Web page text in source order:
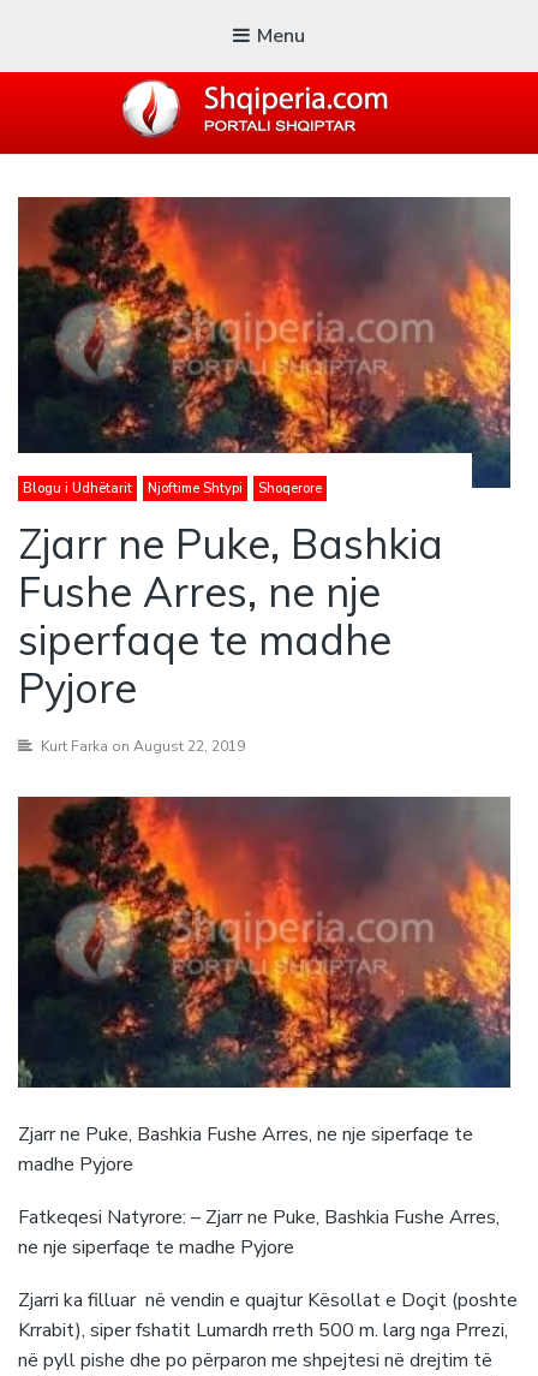
Menu
Blogu i ShqiperiaCom
Blogu i Udhëtarit Njoftime Shtypi Shoqerore
Zjarr ne Puke, Bashkia
Fushe Arres, ne nje
siperfaqe te madhe
Pyjore
Kurt Farka on August 22, 2019
Zjarr ne Puke, Bashkia Fushe Arres, ne nje siperfaqe te
madhe Pyjore
Fatkeqesi Natyrore: – Zjarr ne Puke, Bashkia Fushe Arres,
ne nje siperfaqe te madhe Pyjore
Zjarri ka filluar në vendin e quajtur Kësollat e Doçit (poshte
Krrabit), siper fshatit Lumardh rreth 500 m. larg nga Prrezi,
në pyll pishe dhe po përparon me shpejtesi në drejtim të